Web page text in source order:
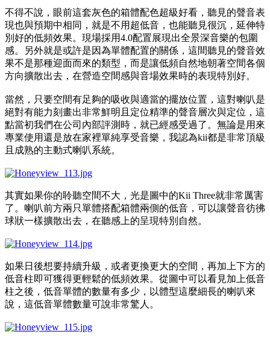
不得不說，眼前這套灰色的箱體配色超級好看，聽見的聲音表
現也與預期中相同，就是不用超低音，也能聽見很沉，延伸特
別好的低頻效果。現場採用4.0配置展現出全景深音樂的包圍
感。另外就是或許是因為單體配置的關係，這間聽見的聲音效
果不是那種迎面而來的類型，而是讓低頻自然地朝著空間各個
方向擴散出去，在營造空間感與音場效果時的表現特別好。
當然，只要空間有足夠的吸收與適當的擺放位置，這對喇叭是
絕對有能力刻畫出非常鮮明且定位精準的聲音層次與定位，這
點當初我們在公司內部評測時，就已經感受過了。無論是用來
專業使用還是放在家裡單純享受音樂，我認為kii都是非常頂級
且成熟的主動式喇叭系統。
其實如果你的聆聽空間不大，光是圖中的Kii Three就非常厲害
了。喇叭前方兩只單體搭配箱體兩側的低音，可以讓聲音彷彿
球狀一樣擴散出去，在聽感上的呈現特別自然。
如果日後想要持續升級，或者更換更大的空間，再加上下方的
低音柱即可獲得更輕鬆的低頻效果。從圖中可以看見加上低音
柱之後，低音單體的數量有多少，以體型這麼細長的喇叭來
說，這低音單體數量可說非常驚人。